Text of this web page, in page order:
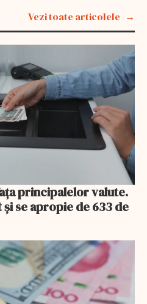
Vezi toate articolele
principalelor valute.
se apropie de 633 de